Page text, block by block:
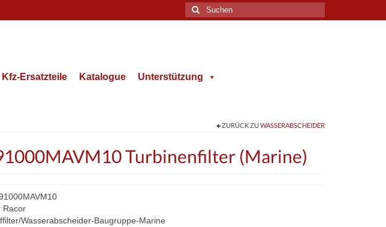
Suche
nach:
Kfz-Ersatzteile Katalogue Unterstützung
ZURÜCK ZUWASSERABSCHEIDER
Turbinenfilter (Marine)
Racor
Wasserabscheider-Baugruppe-Marine